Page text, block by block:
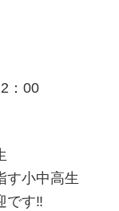
：00
中高生
す‼